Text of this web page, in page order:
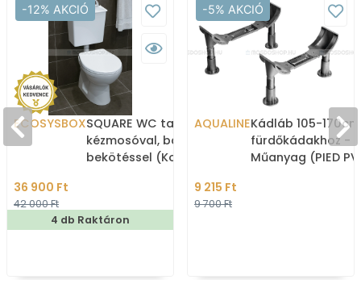
-12% AKCIÓ
ECOSYSBOXSQUARE WC tartály
kézmosóval, baloldali
bekötéssel (Kombi WC
36 900 Ft
42 000 Ft
4 db Raktáron
-5% AKCIÓ
AQUALINEKádláb 105-
fürdőkádakhoz -
Műanyag (PIED
9 215 Ft
9 700 Ft